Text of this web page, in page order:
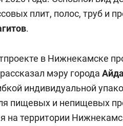
плит, полос, труб и
.
в Нижнекамске
мэру города
индивидуальной
пищевых и непищевых
на территории